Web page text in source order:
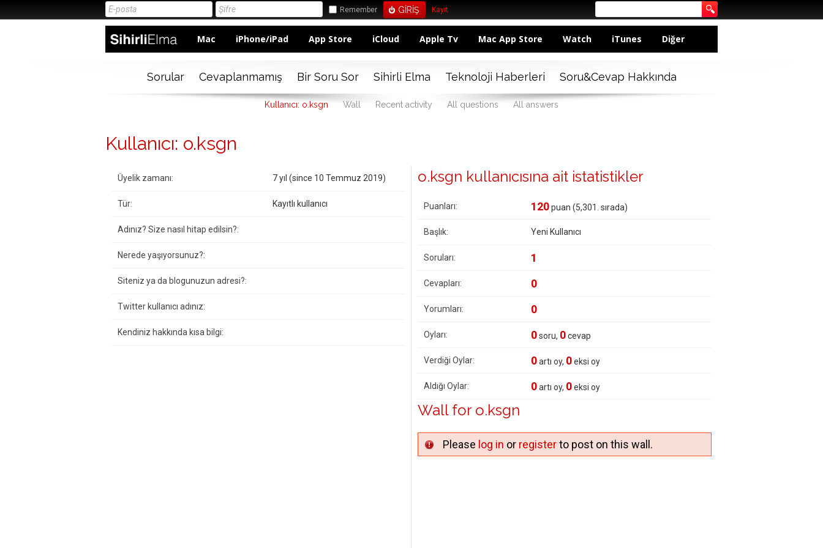
Remember Kayıt
Mac iPhone/iPad App Store iCloud Apple Tv Mac App Store Watch iTunes Diğer
Sorular Cevaplanmamış Bir Soru Sor Sihirli Elma Teknoloji Haberleri Soru&Cevap Hakkında
Kullanıcı: o.ksgn Wall Recent activity All questions All answers
Kullanıcı: o.ksgn
Üyelik zamanı: 7 yıl (since 10 Temmuz 2019)
Tür: Kayıtlı kullanıcı
Adınız? Size nasıl hitap edilsin?:
Nerede yaşıyorsunuz?:
Siteniz ya da blogunuzun adresi?:
Twitter kullanıcı adınız:
Kendiniz hakkında kısa bilgi:
o.ksgn kullanıcısına ait istatistikler
Puanları: 120puan (5,301 . sırada)
Başlık: Yeni Kullanıcı
Soruları: 1
Cevapları: 0
Yorumları: 0
Oyları: 0soru, 0cevap
Verdiği Oylar: 0artı oy, 0eksi oy
Aldığı Oylar: 0artı oy, 0eksi oy
Wall for o.ksgn
Please log in or registerto post on this wall.